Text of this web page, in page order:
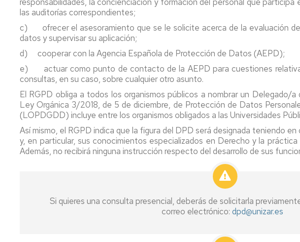
de
tratamientos
Nociones
básicas
Preguntas
frecuentes
tratamientos
Procedimiento
autorización
nuevos
tratamientos
intersexuales
Personas
fallecidas
documentos
las auditorías correspondientes;
c) ofrecer el asesoramiento que se le solicite acerca de la evaluación
datos y supervisar su aplicación;
d) cooperar con la Agencia Española de Protección de Datos (AEPD);
e) actuar como punto de contacto de la AEPD para cuestiones
consultas, en su caso, sobre cualquier otro asunto.
El RGPD obliga a todos los organismos públicos a nombrar un Delegado/
Ley Orgánica 3/2018, de 5 de diciembre, de Protección de Datos
(LOPDGDD) incluye entre los organismos obligados a las Universidades
Así mismo, el RGPD indica que la figura del DPD será designada teniendo
y, en particular, sus conocimientos especializados en Derecho y la
Además, no recibirá ninguna instrucción respecto del desarrollo de sus
Si quieres una consulta presencial, deberás de solicitarla
correo electrónico: dpd@unizar.es